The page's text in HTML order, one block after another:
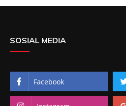
SOSIAL MEDIA
Facebook